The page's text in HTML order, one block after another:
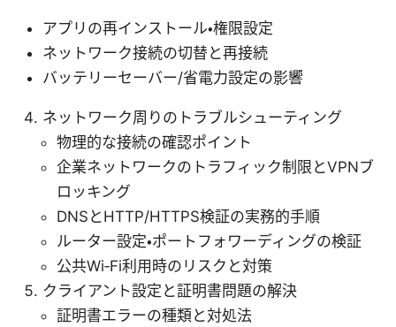
アプリの再インストール・権限設定
ネットワーク接続の切替と再接続
バッテリーセーバー/省電力設定の影響
ネットワーク周りのトラブルシューティング
物理的な接続の確認ポイント
企業ネットワークのトラフィック制限とVPNブ
ロッキング
DNSとHTTP/HTTPS検証の実務的手順
ルーター設定・ポートフォワーディングの検証
公共Wi‑Fi利用時のリスクと対策
クライアント設定と証明書問題の解決
証明書エラーの種類と対処法